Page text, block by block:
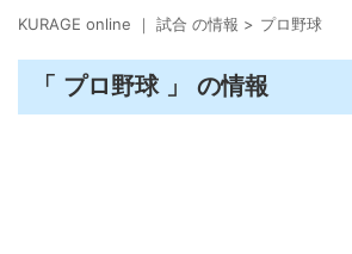
KURAGE online ｜ 試合 の情報 > プロ野球
「 プロ野球 」 の情報